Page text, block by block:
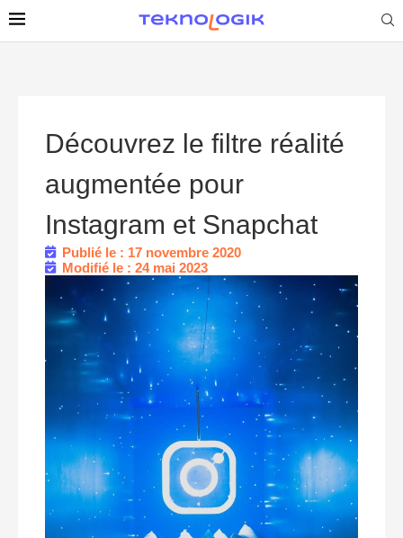
Découvrez le filtre réalité
augmentée pour
Instagram et Snapchat
Publié le : 17 novembre 2020
Modifié le : 24 mai 2023